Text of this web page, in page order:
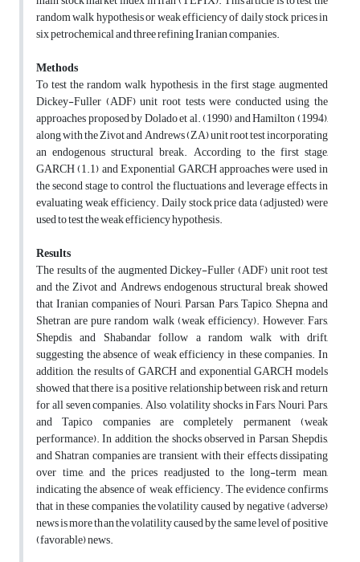
random walk hypothesis or weak efficiency of daily stock prices in
six petrochemical and three refining Iranian companies.
Methods
To test the random walk hypothesis, in the first stage, augmented
Dickey-Fuller (ADF) unit root tests were conducted using the
approaches proposed by Dolado et al. (1990) and Hamilton (1994),
along with the Zivot and Andrews (ZA) unit root test incorporating
an endogenous structural break. According to the first stage,
GARCH (1.1) and Exponential GARCH approaches were used in
the second stage to control the fluctuations and leverage effects in
evaluating weak efficiency. Daily stock price data (adjusted) were
used to test the weak efficiency hypothesis.
Results
The results of the augmented Dickey-Fuller (ADF) unit root test
and the Zivot and Andrews endogenous structural break showed
that Iranian companies of Nouri, Parsan, Pars, Tapico, Shepna and
Shetran are pure random walk (weak efficiency). However, Fars,
Shepdis, and Shabandar follow a random walk with drift,
suggesting the absence of weak efficiency in these companies. In
addition, the results of GARCH and exponential GARCH models
showed that there is a positive relationship between risk and return
for all seven companies. Also, volatility shocks in Fars, Nouri, Pars,
and Tapico companies are completely permanent (weak
performance). In addition, the shocks observed in Parsan, Shepdis,
and Shatran companies are transient, with their effects dissipating
over time, and the prices readjusted to the long-term mean,
indicating the absence of weak efficiency. The evidence confirms
that in these companies, the volatility caused by negative (adverse)
news is more than the volatility caused by the same level of positive
(favorable) news.